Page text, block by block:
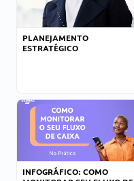
PLANEJAMENTO
ESTRATÉGICO
INFOGRÁFICO: COMO